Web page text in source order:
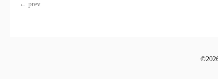
← prev.
©